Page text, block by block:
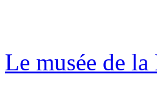
Le musée de la